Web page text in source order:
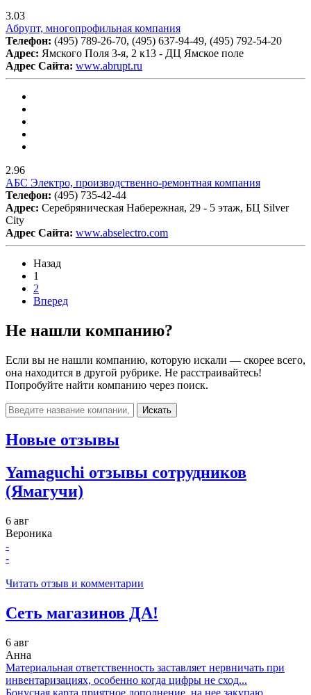
3.03
Абрупт, многопрофильная компания
Телефон: (495) 789-26-70, (495) 637-94-49, (495) 792-54-20
Адрес: Ямского Поля 3-я, 2 к13 - ДЦ Ямское поле
Адрес Сайта: www.abrupt.ru
2.96
АБС Электро, производственно-ремонтная компания
Телефон: (495) 735-42-44
Адрес: Серебряническая Набережная, 29 - 5 этаж, БЦ Silver
City
Адрес Сайта: www.abselectro.com
Назад
1
2
Вперед
Не нашли компанию?
Если вы не нашли компанию, которую искали — скорее всего,
она находится в другой рубрике. Не расстраивайтесь!
Попробуйте найти компанию через поиск.
Искать
Новые отзывы
Yamaguchi отзывы сотрудников
(Ямагучи)
6 авг
Вероника
-
-
Читать отзыв и комментарии
Сеть магазинов ДА!
6 авг
Анна
Материальная ответственность заставляет нервничать при
инвентаризациях, особенно когда цифры не сход...
Бонусная карта приятное дополнение, на нее закупаю